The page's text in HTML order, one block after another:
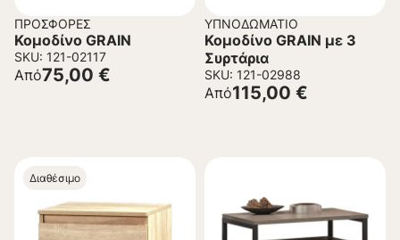
ΠΡΟΣΦΟΡΈΣ
Κομοδίνο GRAIN
SKU: 121-02117
Από75,00 €
ΥΠΝΟΔΩΜΆΤΙΟ
Κομοδίνο GRAIN με 3
Συρτάρια
SKU: 121-02988
Από115,00 €
Διαθέσιμο